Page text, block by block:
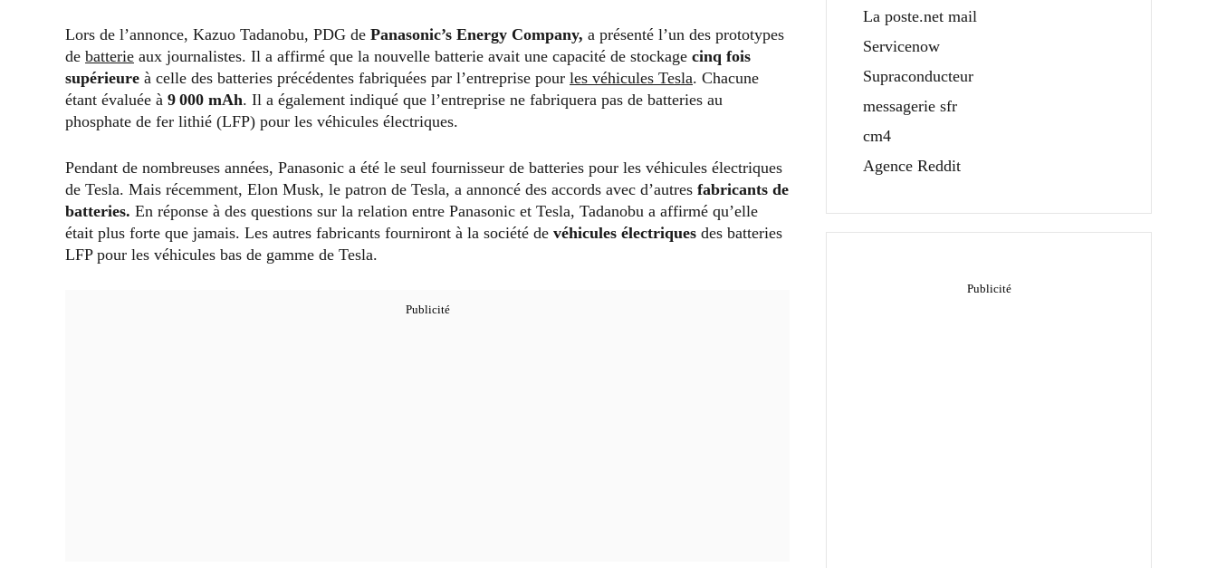
Lors de l’annonce, Kazuo Tadanobu, PDG de Panasonic’s Energy Company, a présenté l’un des prototypes
de batterie aux journalistes. Il a affirmé que la nouvelle batterie avait une capacité de stockage cinq fois
supérieure à celle des batteries précédentes fabriquées par l’entreprise pour les véhicules Tesla. Chacune
étant évaluée à 9 000 mAh. Il a également indiqué que l’entreprise ne fabriquera pas de batteries au
phosphate de fer lithié (LFP) pour les véhicules électriques.
Pendant de nombreuses années, Panasonic a été le seul fournisseur de batteries pour les véhicules électriques
de Tesla. Mais récemment, Elon Musk, le patron de Tesla, a annoncé des accords avec d’autres fabricants de
batteries. En réponse à des questions sur la relation entre Panasonic et Tesla, Tadanobu a affirmé qu’elle
était plus forte que jamais. Les autres fabricants fourniront à la société de véhicules électriques des batteries
LFP pour les véhicules bas de gamme de Tesla.
La poste.net mail
Servicenow
Supraconducteur
messagerie sfr
cm4
Agence Reddit